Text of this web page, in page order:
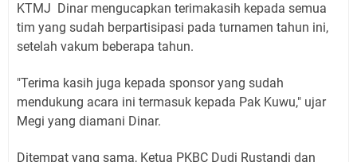
KTMJ Dinar mengucapkan terimakasih kepada semua
tim yang sudah berpartisipasi pada turnamen tahun ini,
setelah vakum beberapa tahun.
"Terima kasih juga kepada sponsor yang sudah
mendukung acara ini termasuk kepada Pak Kuwu," ujar
Megi yang diamani Dinar.
Ditempat yang sama, Ketua PKBC Dudi Rustandi dan